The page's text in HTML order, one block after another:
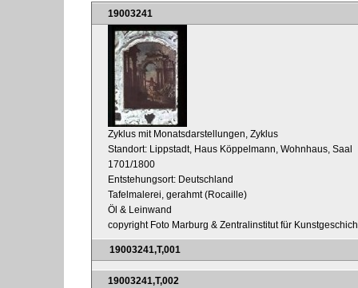
19003241
Zyklus mit Monatsdarstellungen, Zyklus
Standort: Lippstadt, Haus Köppelmann, Wohnhaus, Saal
1701/1800
Entstehungsort: Deutschland
Tafelmalerei, gerahmt (Rocaille)
Öl & Leinwand
copyright Foto Marburg & Zentralinstitut für
19003241,T,001
19003241,T,002